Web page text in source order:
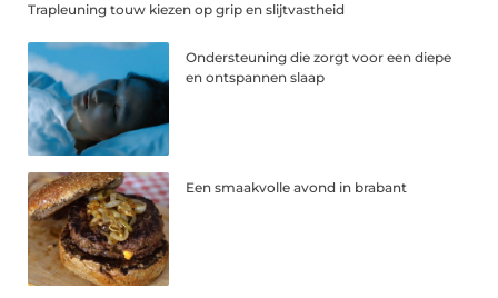
Trapleuning touw kiezen op grip en slijtvastheid
Ondersteuning die zorgt voor een diepe
en ontspannen slaap
Een smaakvolle avond in brabant